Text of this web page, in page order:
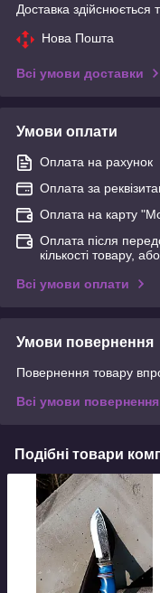
Доставка здійснюється
Нова Пошта
Всі умови доставки
Умови оплати
Оплата на рахунок
Оплата за
Оплата на карту
Оплата після
кількості товару,
Всі умови оплати
Умови повернення
Повернення товару
Всі умови повернення
Подібні товари